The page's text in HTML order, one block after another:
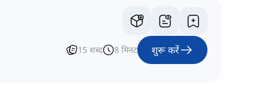
15 शब्द 8 मिनट शुरू करें